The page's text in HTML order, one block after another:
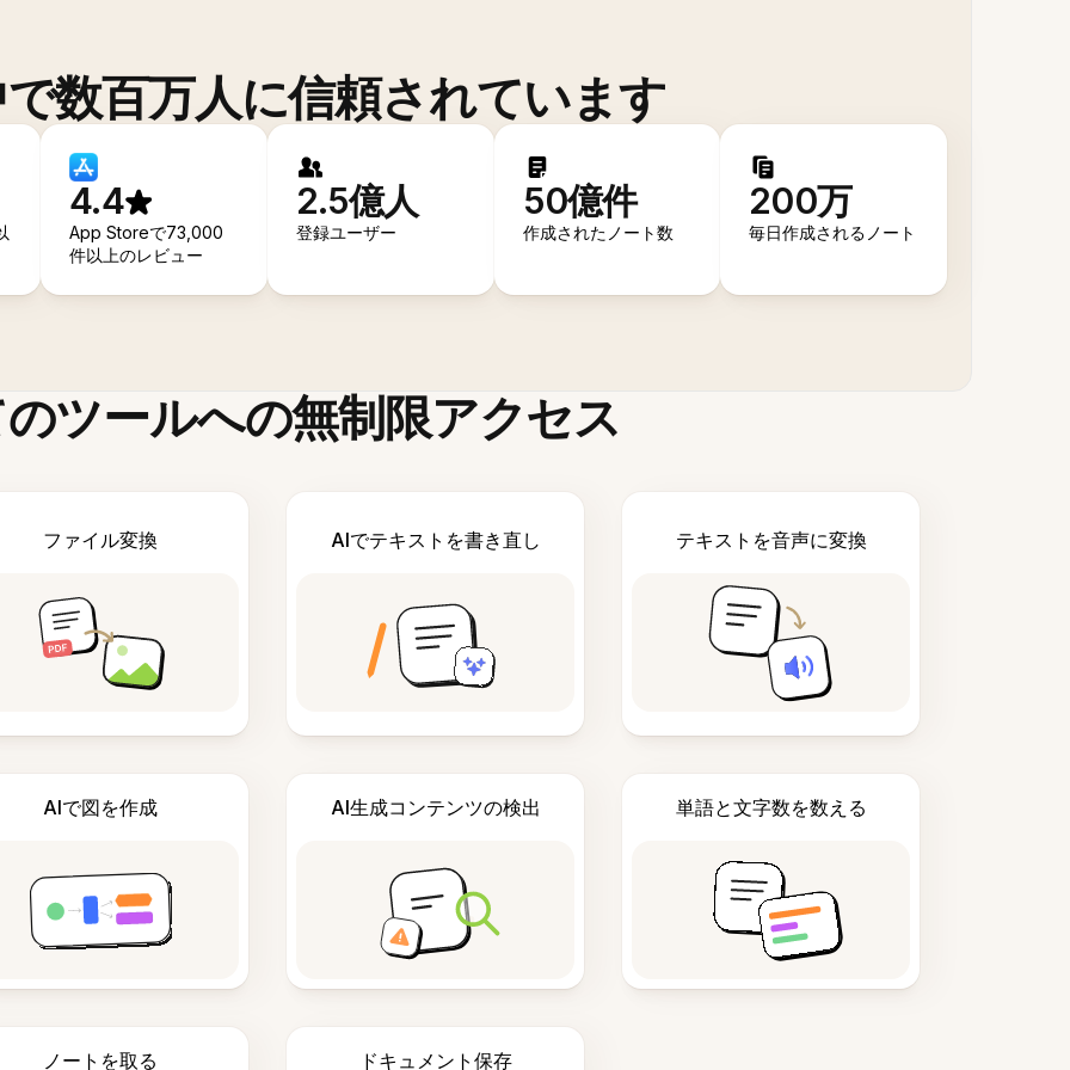
数百万人に信頼されています
4.4
App Storeで73,000
件以上のレビュー
2.5億人
登録ユーザー
50億件
作成されたノート数
200万
毎日作成されるノート
ツールへの無制限アクセス
ファイル変換 AIでテキストを書き直し テキストを音声に変換
AIで図を作成 AI生成コンテンツの検出 単語と文字数を数える
ノートを取る ドキュメント保存